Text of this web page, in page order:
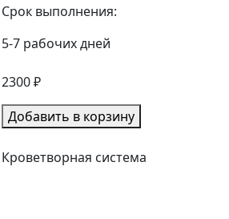
Срок выполнения:
5-7 рабочих дней
2300 ₽
Добавить в корзину
Кроветворная система